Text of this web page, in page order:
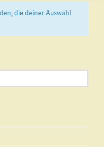
die deiner Auswahl